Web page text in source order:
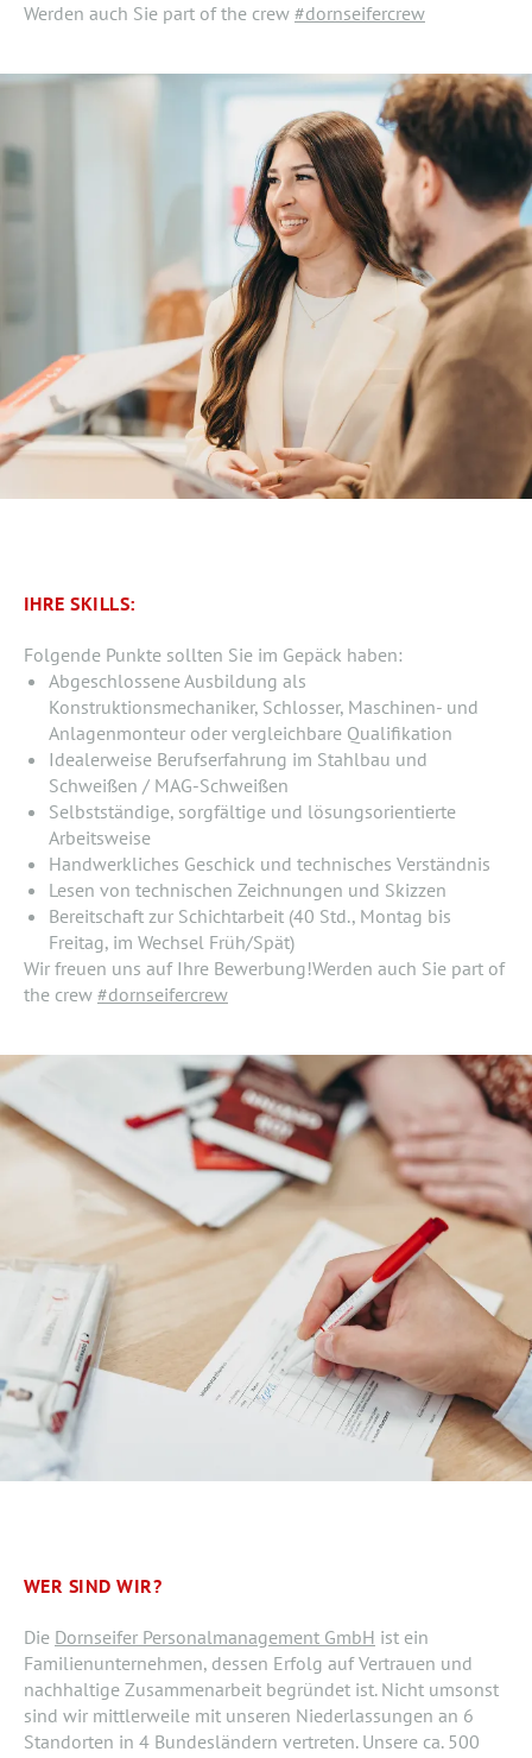
Werden auch Sie part of the crew #dornseifercrew
IHRE SKILLS:
Folgende Punkte sollten Sie im Gepäck haben:
Abgeschlossene Ausbildung als
Konstruktionsmechaniker, Schlosser, Maschinen- und
Anlagenmonteur oder vergleichbare Qualifikation
Idealerweise Berufserfahrung im Stahlbau und
Schweißen / MAG-Schweißen
Selbstständige, sorgfältige und lösungsorientierte
Arbeitsweise
Handwerkliches Geschick und technisches Verständnis
Lesen von technischen Zeichnungen und Skizzen
Bereitschaft zur Schichtarbeit (40 Std., Montag bis
Freitag, im Wechsel Früh/Spät)
Wir freuen uns auf Ihre Bewerbung!Werden auch Sie part of
the crew #dornseifercrew
WER SIND WIR?
Die Dornseifer Personalmanagement GmbH ist ein
Familienunternehmen, dessen Erfolg auf Vertrauen und
nachhaltige Zusammenarbeit begründet ist. Nicht umsonst
sind wir mittlerweile mit unseren Niederlassungen an 6
Standorten in 4 Bundesländern vertreten. Unsere ca. 500